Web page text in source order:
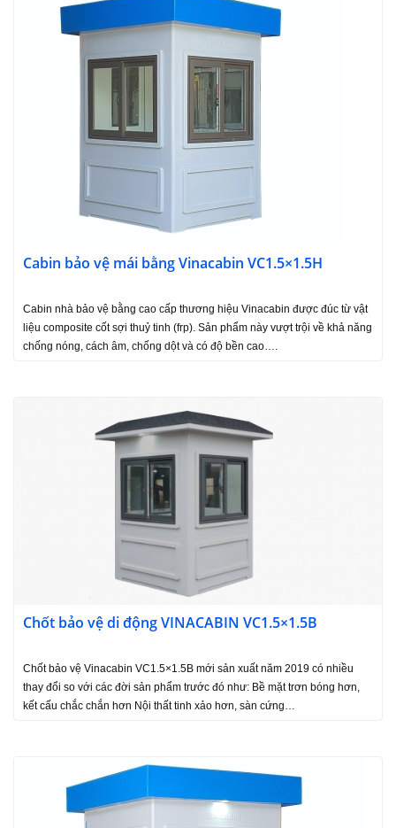
Cabin bảo vệ mái bằng Vinacabin VC1.5×1.5H
Cabin nhà bảo vệ bằng cao cấp thương hiệu Vinacabin được đúc từ vật
liệu composite cốt sợi thuỷ tinh (frp). Sản phẩm này vượt trội về khả năng
chống nóng, cách âm, chống dột và có độ bền cao….
Chốt bảo vệ di động VINACABIN VC1.5×1.5B
Chốt bảo vệ Vinacabin VC1.5×1.5B mới sản xuất năm 2019 có nhiều
thay đổi so với các đời sản phẩm trước đó như: Bề mặt trơn bóng hơn,
kết cấu chắc chắn hơn Nội thất tinh xảo hơn, sàn cứng…